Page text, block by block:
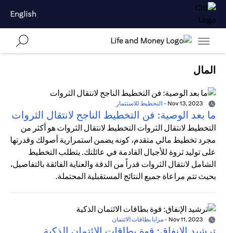
English
المال
- التخطيط للاستثمار
ما بعد الوصية: فن التخطيط الناجح لانتقال الثروات
التخطيط لانتقال الثروات التخطيط لانتقال الثروات هو أكثر من
مجرد تخطيط مالي متقدم، كونه يضمن استمرارية أصولك وقدرتها
على توليد ثروة للأجيال القادمة في عائلتك. يتطلب التخطيط
الشامل لانتقال الثروات قدراً من الدقة والعناية الفائقة بالتفاصيل،
بحيث تتم مراعاة جميع النتائج المستقبلية المحتملة.
- مزايا بطاقات الائتمان